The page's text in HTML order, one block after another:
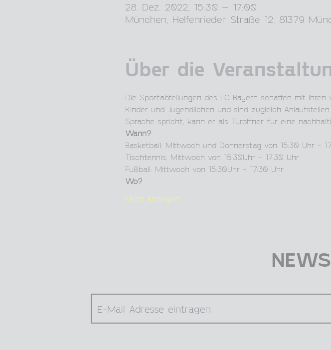
28. Dez. 2022, 15:30 – 17:00
München, Helfenrieder Straße 12, 81379
Über die
Die Sportabteilungen des FC Bayern schaffen mit
Kinder und Jugendlichen und sind zugleich
Sprache spricht, kann er als Türöffner für eine
Wann?
Basketball: Mittwoch und Donnerstag von 15:30 Uhr -
Tischtennis: Mittwoch von 15:30Uhr - 17:30 Uhr
Fußball: Mittwoch von 15:30Uhr - 17:30 Uhr
Wo?
Mehr anzeigen